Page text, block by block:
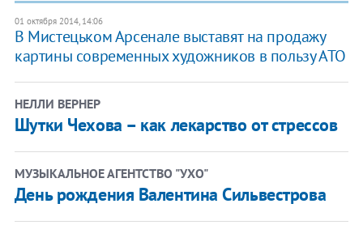
01 октября 2014, 14:06
В Мистецьком Арсенале выставят на продажу
картины современных художников в пользу АТО
НЕЛЛИ ВЕРНЕР
Шутки Чехова – как лекарство от стрессов
МУЗЫКАЛЬНОЕ АГЕНТСТВО "УХО"
День рождения Валентина Сильвестрова